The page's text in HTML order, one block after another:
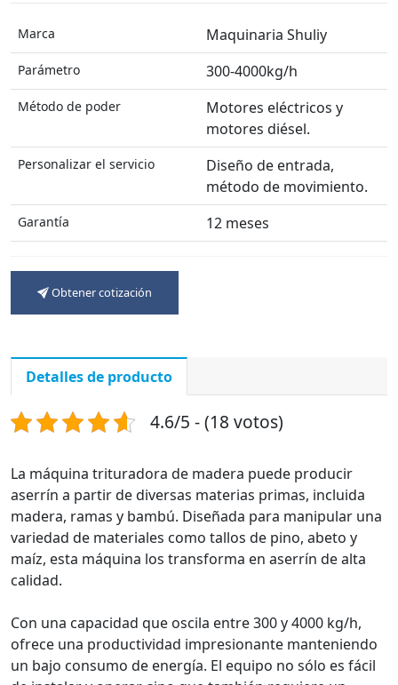
Marca Maquinaria Shuliy
Parámetro 300-4000kg/h
Método de poder
Motores eléctricos y
motores diésel.
Personalizar el servicio
Diseño de entrada,
método de movimiento.
Garantía 12 meses
Obtener cotización
Detalles de producto
4.6/5 - (18 votos)
La máquina trituradora de madera puede producir
aserrín a partir de diversas materias primas, incluida
madera, ramas y bambú. Diseñada para manipular una
variedad de materiales como tallos de pino, abeto y
maíz, esta máquina los transforma en aserrín de alta
calidad.
Con una capacidad que oscila entre 300 y 4000 kg/h,
ofrece una productividad impresionante manteniendo
un bajo consumo de energía. El equipo no sólo es fácil